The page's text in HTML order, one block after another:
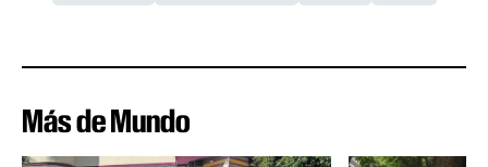
Más de Mundo